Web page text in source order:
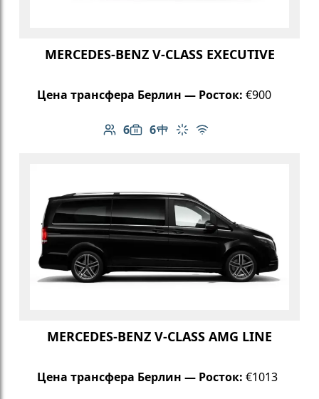
MERCEDES-BENZ V-CLASS EXECUTIVE
Цена трансфера Берлин — Росток: €900
6
Количество пассажиров: 6
6
Вместимость багажа: 6
Стол в салоне
Климат-контроль
Бесплатный Wi-Fi
MERCEDES-BENZ V-CLASS AMG LINE
Цена трансфера Берлин — Росток: €1013